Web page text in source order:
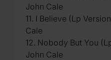
John Cale
11. I Believe (Lp
Cale
12. Nobody But You
John Cale